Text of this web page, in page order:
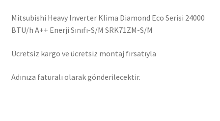
Mitsubishi Heavy Inverter Klima Diamond Eco Serisi 24000
BTU/h A++ Enerji Sınıfı-S/M SRK71ZM-S/M
Ücretsiz kargo ve ücretsiz montaj fırsatıyla
Adınıza faturalı olarak gönderilecektir.